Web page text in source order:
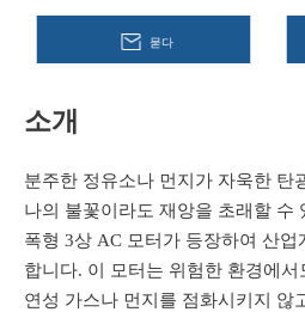
묻다
소개
분주한 정유소나 먼지가 자욱한 탄
나의 불꽃이라도 재앙을 초래할 수
폭형 3상 AC 모터가 등장하여 산
합니다. 이 모터는 위험한 환경에
연성 가스나 먼지를 점화시키지 않